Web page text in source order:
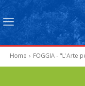
Home FOGGIA - "L'Arte